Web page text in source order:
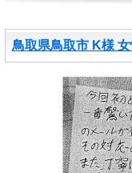
鳥取県鳥取市 K様